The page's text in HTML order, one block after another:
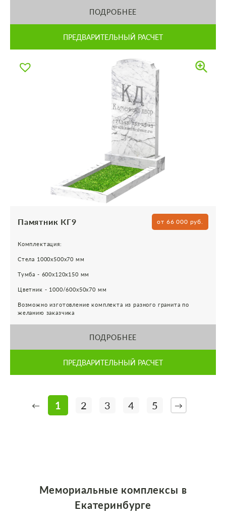
ПОДРОБНЕЕ
ПРЕДВАРИТЕЛЬНЫЙ РАСЧЕТ
Памятник КГ9 от 66 000 руб.
Комплектация:
Стела 1000х500х70 мм
Тумба - 600х120х150 мм
Цветник - 1000/600х50х70 мм
Возможно изготовление комплекта из разного гранита по
желанию заказчика
ПОДРОБНЕЕ
ПРЕДВАРИТЕЛЬНЫЙ РАСЧЕТ
← 1 2 3 4 5 →
Мемориальные комплексы в
Екатеринбурге